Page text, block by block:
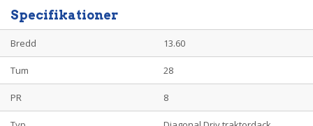
Specifikationer
Bredd 13.60
Tum 28
PR 8